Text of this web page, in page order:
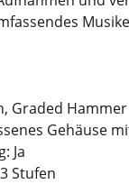
Graded
Gehäuse
Ja
Stufen